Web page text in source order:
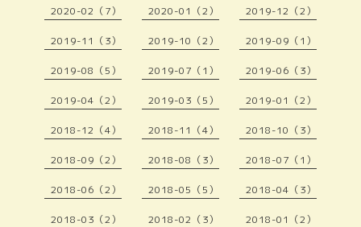
2020-02（7） 2020-01（2） 2019-12（2）
2019-11（3） 2019-10（2） 2019-09（1）
2019-08（5） 2019-07（1） 2019-06（3）
2019-04（2） 2019-03（5） 2019-01（2）
2018-12（4） 2018-11（4） 2018-10（3）
2018-09（2） 2018-08（3） 2018-07（1）
2018-06（2） 2018-05（5） 2018-04（3）
2018-03（2） 2018-02（3） 2018-01（2）